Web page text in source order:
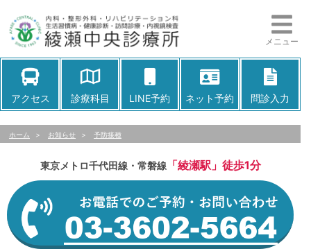
メニュー
アクセス 診療科目 LINE予約 ネット予約 問診入力
ホーム > お知らせ > 予防接種
東京メトロ千代田線・常磐線「綾瀬駅」徒歩1分